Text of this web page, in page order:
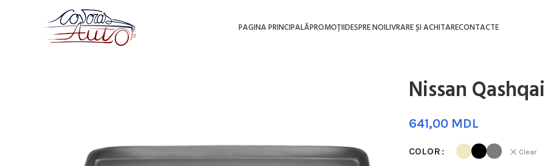
PAGINA PRINCIPALĂPROMOȚIIDESPRE NOILIVRARE ȘI ACHITARECONTACTE
Nissan
MDL
COLOR Clear